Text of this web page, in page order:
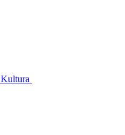
Kultura